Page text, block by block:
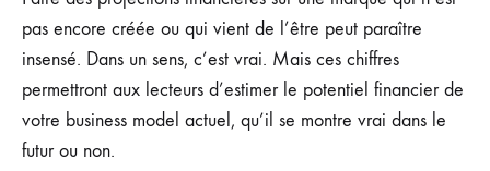
pas encore créée ou qui vient de l’être peut paraître
insensé. Dans un sens, c’est vrai. Mais ces chiffres
permettront aux lecteurs d’estimer le potentiel financier de
votre business model actuel, qu’il se montre vrai dans le
futur ou non.